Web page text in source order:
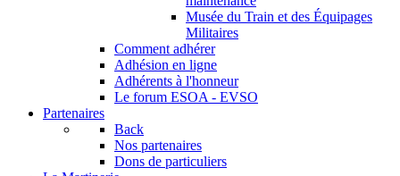
Musée du Train et des Équipages
Militaires
Comment adhérer
Adhésion en ligne
Adhérents à l'honneur
Le forum ESOA - EVSO
Partenaires
Back
Nos partenaires
Dons de particuliers